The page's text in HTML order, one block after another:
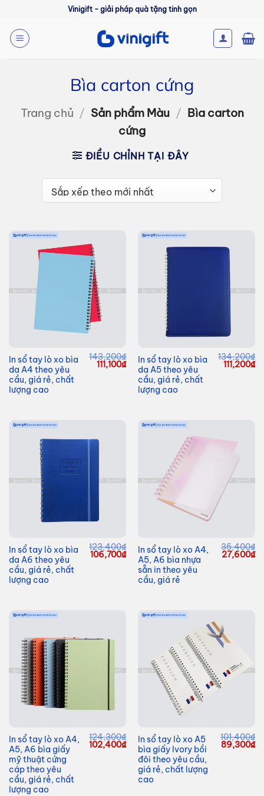
nội
dung
Vinigift - giải pháp quà tặng tinh gọn
Bìa carton cứng
Trang chủ / Sản phẩm Màu / Bìa carton
cứng
ĐIỀU CHỈNH TẠI ĐÂY
In sổ tay lò xo bìa
da A4 theo yêu
cầu, giá rẻ, chất
lượng cao
143,200₫
Giá
gốc
111,100₫Giá
hiện
111,100₫.
In sổ tay lò xo bìa
da A5 theo yêu
cầu, giá rẻ, chất
lượng cao
134,200₫
Giá
gốc
111,200₫
In sổ tay lò xo bìa
da A6 theo yêu
cầu, giá rẻ, chất
lượng cao
123,400₫
Giá
gốc
106,700₫Giá
hiện
106,700₫.
In sổ tay lò xo A4,
A5, A6 bìa nhựa
sẵn in theo yêu
cầu, giá rẻ
35,400₫
Giá
gốc
27,600₫
In sổ tay lò xo A4,
A5, A6 bìa giấy
mỹ thuật cứng
cáp theo yêu
cầu, giá rẻ, chất
lượng cao
124,300₫
Giá
gốc
102,400₫Giá
hiện
102,400₫.
In sổ tay lò xo A5
bìa giấy Ivory bồi
đôi theo yêu cầu,
giá rẻ, chất lượng
cao
101,400₫
Giá
gốc
89,300₫